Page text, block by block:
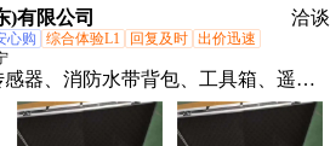
)有限公司 洽谈
心购 综合体验L1 回复及时 出价迅速
感器、消防水带背包、工具箱、遥控